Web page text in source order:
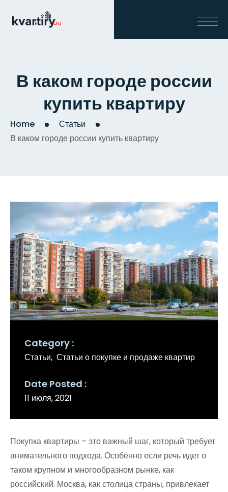
В каком городе россии
купить квартиру
Home
Статьи
В каком городе россии купить квартиру
Category
Статьи Статьи о покупке и продаже квартир
Date Posted
11 июля, 2021
Покупка квартиры – это важный шаг, который требует
внимательного подхода. Особенно если речь идет о
таком крупном и многообразном рынке, как
российский. Москва, как столица страны, привлекает